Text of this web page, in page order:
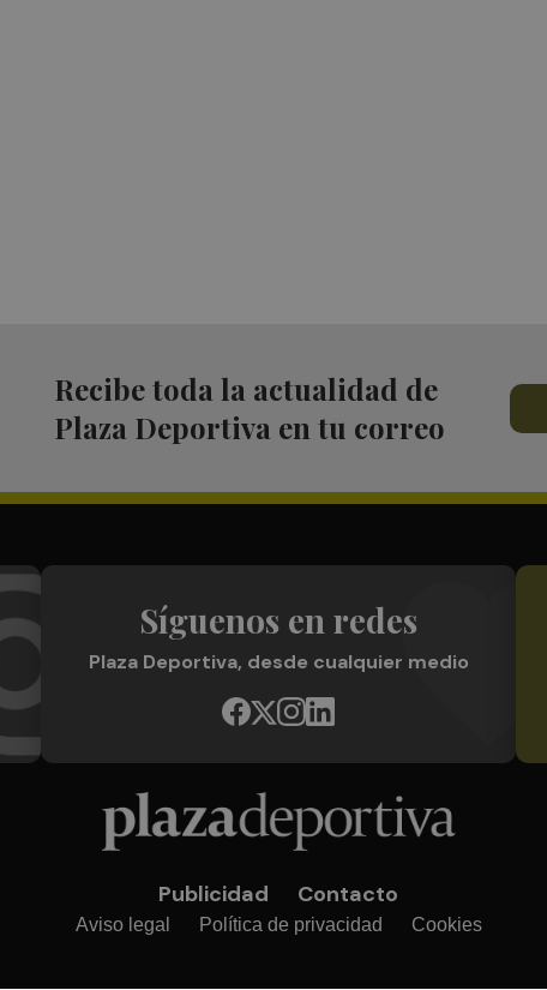
Recibe toda la actualidad de
Plaza Deportiva en tu correo
Síguenos en redes
Plaza Deportiva, desde cualquier medio
Publicidad Contacto
Aviso legal Política de privacidad Cookies